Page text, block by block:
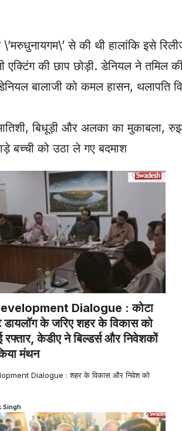
से की थी हालांकि इसे
एक्टिंग की छाप छोड़ी. डेनियल ने
बालाजी को कमल हासन, थलापति
बिधूड़ी और अलका का मुकाबला,
बच्ची को उठा ले गए बदमाश
Dialogue : कोटा
के जरिए शहर के विकास को
रफ्तार, केडीए ने बिल्डर्स और निवेशकों
मंथन
Dialogue : शहर के विकास और निवेश को
Singh